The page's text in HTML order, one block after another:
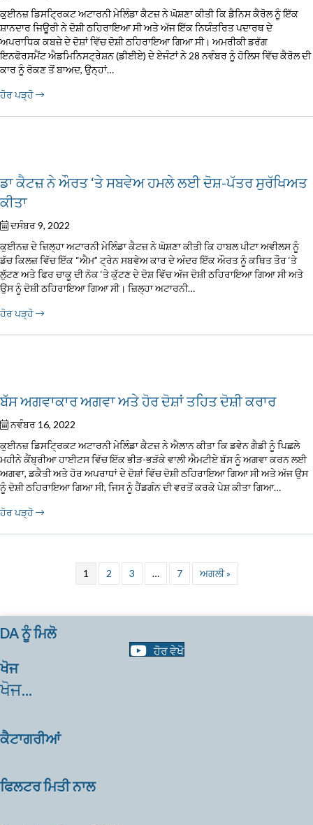
ਕੁਈਨਜ਼ ਡਿਸਟ੍ਰਿਕਟ ਅਟਾਰਨੀ ਮੇਲਿੰਡਾ ਕੈਟਜ਼ ਨੇ ਘੋਸ਼ਣਾ ਕੀਤੀ ਕਿ ਡੈਨਿਸ ਕੈਰੋਲ ਨੂੰ ਇੱਕ
ਸ਼ਾਨਦਾਰ ਜਿਊਰੀ ਨੇ ਦੋਸ਼ੀ ਠਹਿਰਾਇਆ ਸੀ ਅਤੇ ਅੱਜ ਇੱਕ ਨਿਯੰਤਰਿਤ ਪਦਾਰਥ ਦੇ
ਅਪਰਾਧਿਕ ਕਬਜ਼ੇ ਦੇ ਦੋਸ਼ਾਂ ਵਿੱਚ ਦੋਸ਼ੀ ਠਹਿਰਾਇਆ ਗਿਆ ਸੀ। ਅਮਰੀਕੀ ਡਰੱਗ
ਇਨਫੋਰਸਮੈਂਟ ਐਡਮਿਨਿਸਟ੍ਰੇਸ਼ਨ (ਡੀਈਏ) ਦੇ ਏਜੰਟਾਂ ਨੇ 28 ਨਵੰਬਰ ਨੂੰ ਹੋਲਿਸ ਵਿੱਚ ਕੈਰੋਲ ਦੀ
ਕਾਰ ਨੂੰ ਰੋਕਣ ਤੋਂ ਬਾਅਦ, ਉਨ੍ਹਾਂ…
ਹੋਰ ਪੜ੍ਹੋ
ਡਾ ਕੈਟਜ਼ ਨੇ ਔਰਤ ‘ਤੇ ਸਬਵੇਅ ਹਮਲੇ ਲਈ ਦੋਸ਼-ਪੱਤਰ ਸੁਰੱਖਿਅਤ
ਕੀਤਾ
ਦਸੰਬਰ 9, 2022
ਕੁਈਨਜ਼ ਦੇ ਜ਼ਿਲ੍ਹਾ ਅਟਾਰਨੀ ਮੇਲਿੰਡਾ ਕੈਟਜ਼ ਨੇ ਘੋਸ਼ਣਾ ਕੀਤੀ ਕਿ ਹਾਬਲ ਪੀਟਾ ਅਵੀਲਸ ਨੂੰ
ਡੱਚ ਕਿਲਜ਼ ਵਿੱਚ ਇੱਕ “ਐਮ” ਟ੍ਰੇਨ ਸਬਵੇਅ ਕਾਰ ਦੇ ਅੰਦਰ ਇੱਕ ਔਰਤ ਨੂੰ ਕਥਿਤ ਤੌਰ ‘ਤੇ
ਲੁੱਟਣ ਅਤੇ ਫਿਰ ਚਾਕੂ ਦੀ ਨੋਕ ‘ਤੇ ਕੁੱਟਣ ਦੇ ਦੋਸ਼ ਵਿੱਚ ਅੱਜ ਦੋਸ਼ੀ ਠਹਿਰਾਇਆ ਗਿਆ ਸੀ ਅਤੇ
ਉਸ ਨੂੰ ਦੋਸ਼ੀ ਠਹਿਰਾਇਆ ਗਿਆ ਸੀ। ਜ਼ਿਲ੍ਹਾ ਅਟਾਰਨੀ…
ਹੋਰ ਪੜ੍ਹੋ
ਬੱਸ ਅਗਵਾਕਾਰ ਅਗਵਾ ਅਤੇ ਹੋਰ ਦੋਸ਼ਾਂ ਤਹਿਤ ਦੋਸ਼ੀ ਕਰਾਰ
ਨਵੰਬਰ 16, 2022
ਕੁਈਨਜ਼ ਡਿਸਟ੍ਰਿਕਟ ਅਟਾਰਨੀ ਮੇਲਿੰਡਾ ਕੈਟਜ਼ ਨੇ ਐਲਾਨ ਕੀਤਾ ਕਿ ਡਵੇਨ ਗੈਡੀ ਨੂੰ ਪਿਛਲੇ
ਮਹੀਨੇ ਕੈਂਬ੍ਰੀਆ ਹਾਈਟਸ ਵਿੱਚ ਇੱਕ ਭੀੜ-ਭੜੱਕੇ ਵਾਲੀ ਐਮਟੀਏ ਬੱਸ ਨੂੰ ਅਗਵਾ ਕਰਨ ਲਈ
ਅਗਵਾ, ਡਕੈਤੀ ਅਤੇ ਹੋਰ ਅਪਰਾਧਾਂ ਦੇ ਦੋਸ਼ਾਂ ਵਿੱਚ ਦੋਸ਼ੀ ਠਹਿਰਾਇਆ ਗਿਆ ਸੀ ਅਤੇ ਅੱਜ ਉਸ
ਨੂੰ ਦੋਸ਼ੀ ਠਹਿਰਾਇਆ ਗਿਆ ਸੀ, ਜਿਸ ਨੂੰ ਹੈਂਡਗੰਨ ਦੀ ਵਰਤੋਂ ਕਰਕੇ ਪੇਸ਼ ਕੀਤਾ ਗਿਆ…
ਹੋਰ ਪੜ੍ਹੋ
1 2 3 … 7 ਅਗਲੀ »
DA ਨੂੰ ਮਿਲੋ
ਹੋਰ ਵੇਖੋ
ਖੋਜ
ਖੋਜ...
ਕੈਟਾਗਰੀਆਂ
ਫਿਲਟਰ ਮਿਤੀ ਨਾਲ